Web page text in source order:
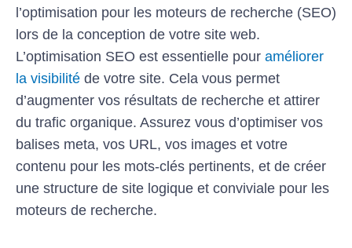
l’optimisation pour les moteurs de recherche (SEO)
lors de la conception de votre site web.
L’optimisation SEO est essentielle pour améliorer
la visibilité de votre site. Cela vous permet
d’augmenter vos résultats de recherche et attirer
du trafic organique. Assurez vous d’optimiser vos
balises meta, vos URL, vos images et votre
contenu pour les mots-clés pertinents, et de créer
une structure de site logique et conviviale pour les
moteurs de recherche.